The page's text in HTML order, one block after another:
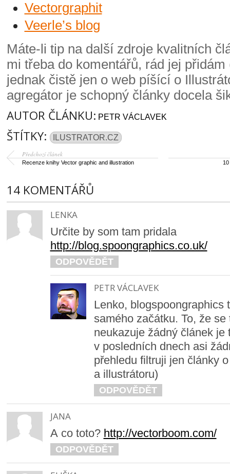
Vectorgraphit
Veerle’s blog
Máte-li tip na další zdroje kvalitních
mi třeba do komentářů, rád jej
jednak čistě jen o web píšící o
agregátor je schopný články docela
AUTOR ČLÁNKU: PETR VÁCLAVEK
ŠTÍTKY: ILUSTRATOR.CZ
Předchozí článek
Recenze knihy Vector graphic and illustration
14 KOMENTÁŘŮ
LENKA
Určite by som tam pridala
http://blog.spoongraphics.co.uk/
ODPOVĚDĚT
PETR VÁCLAVEK
Lenko, blogspoongraphics
samého začátku. To, že se
neukazuje žádný článek je
v posledních dnech asi
přehledu filtruji jen články
a illustrátoru)
ODPOVĚDĚT
JANA
A co toto? http://vectorboom.com/
ODPOVĚDĚT